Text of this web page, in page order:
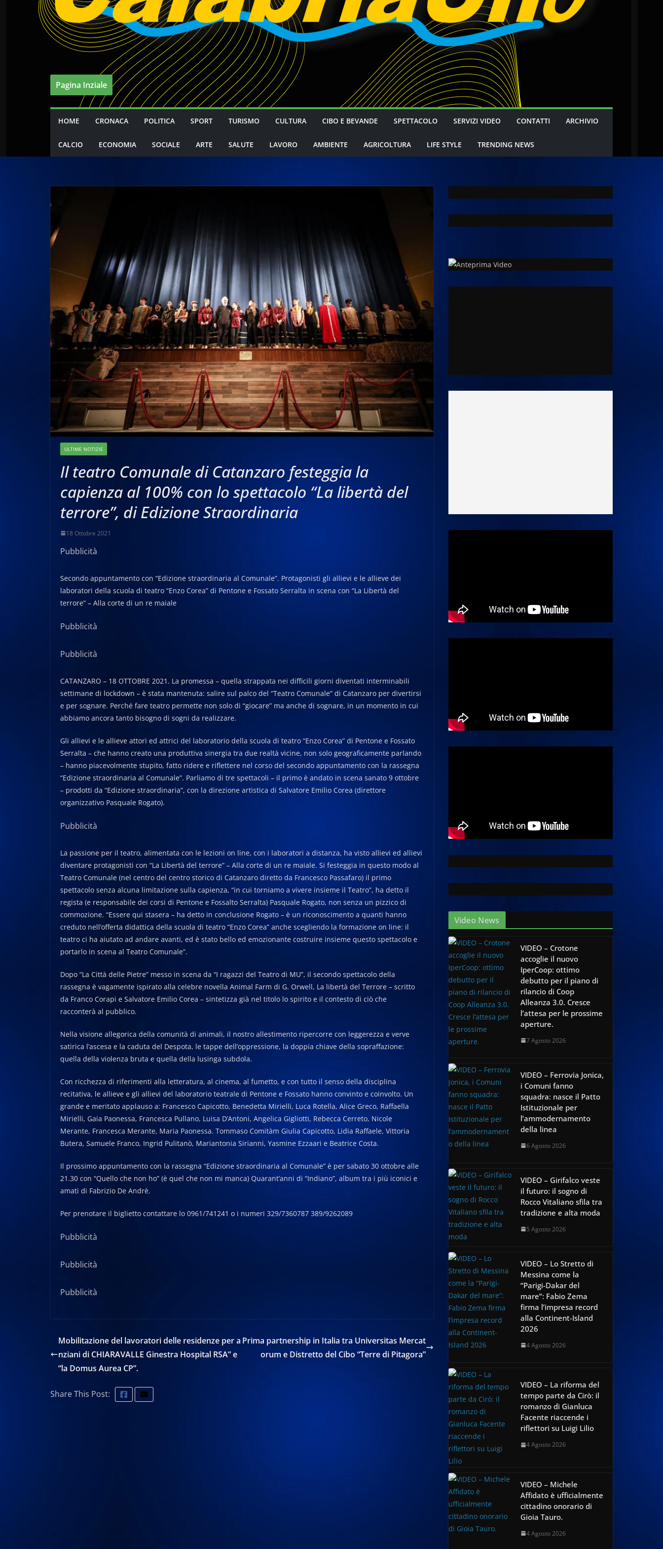
Pagina Inziale
HOME CRONACA POLITICA SPORT TURISMO CULTURA CIBO E BEVANDE SPETTACOLO SERVIZI VIDEO CONTATTI ARCHIVIO
CALCIO ECONOMIA SOCIALE ARTE SALUTE LAVORO AMBIENTE AGRICOLTURA LIFE STYLE TRENDING NEWS
ULTIME NOTIZIE
Il teatro Comunale di Catanzaro festeggia la
capienza al 100% con lo spettacolo “La libertà del
terrore”, di Edizione Straordinaria
18 Ottobre 2021
Pubblicità
Secondo appuntamento con “Edizione straordinaria al Comunale”. Protagonisti gli allievi e le allieve dei
laboratori della scuola di teatro “Enzo Corea” di Pentone e Fossato Serralta in scena con “La Libertà del
terrore” – Alla corte di un re maiale
Pubblicità
Pubblicità
CATANZARO – 18 OTTOBRE 2021. La promessa – quella strappata nei difficili giorni diventati interminabili
settimane di lockdown – è stata mantenuta: salire sul palco del “Teatro Comunale” di Catanzaro per divertirsi
e per sognare. Perché fare teatro permette non solo di “giocare” ma anche di sognare, in un momento in cui
abbiamo ancora tanto bisogno di sogni da realizzare.
Gli allievi e le allieve attori ed attrici del laboratorio della scuola di teatro “Enzo Corea” di Pentone e Fossato
Serralta – che hanno creato una produttiva sinergia tra due realtà vicine, non solo geograficamente parlando
– hanno piacevolmente stupito, fatto ridere e riflettere nel corso del secondo appuntamento con la rassegna
“Edizione straordinaria al Comunale”. Parliamo di tre spettacoli – il primo è andato in scena sanato 9 ottobre
– prodotti da “Edizione straordinaria”, con la direzione artistica di Salvatore Emilio Corea (direttore
organizzativo Pasquale Rogato).
Pubblicità
La passione per il teatro, alimentata con le lezioni on line, con i laboratori a distanza, ha visto allievi ed allievi
diventare protagonisti con “La Libertà del terrore” – Alla corte di un re maiale. Si festeggia in questo modo al
Teatro Comunale (nel centro del centro storico di Catanzaro diretto da Francesco Passafaro) il primo
spettacolo senza alcuna limitazione sulla capienza, “in cui torniamo a vivere insieme il Teatro”, ha detto il
regista (e responsabile dei corsi di Pentone e Fossalto Serralta) Pasquale Rogato, non senza un pizzico di
commozione. “Essere qui stasera – ha detto in conclusione Rogato – è un riconoscimento a quanti hanno
creduto nell’offerta didattica della scuola di teatro “Enzo Corea” anche scegliendo la formazione on line: il
teatro ci ha aiutato ad andare avanti, ed è stato bello ed emozionante costruire insieme questo spettacolo e
portarlo in scena al Teatro Comunale”.
Dopo “La Città delle Pietre” messo in scena da “I ragazzi del Teatro di MU”, il secondo spettacolo della
rassegna è vagamente ispirato alla celebre novella Animal Farm di G. Orwell, La libertà del Terrore – scritto
da Franco Corapi e Salvatore Emilio Corea – sintetizza già nel titolo lo spirito e il contesto di ciò che
racconterà al pubblico.
Nella visione allegorica della comunità di animali, il nostro allestimento ripercorre con leggerezza e verve
satirica l’ascesa e la caduta del Despota, le tappe dell’oppressione, la doppia chiave della sopraffazione:
quella della violenza bruta e quella della lusinga subdola.
Con ricchezza di riferimenti alla letteratura, al cinema, al fumetto, e con tutto il senso della disciplina
recitativa, le allieve e gli allievi del laboratorio teatrale di Pentone e Fossato hanno convinto e coinvolto. Un
grande e meritato applauso a: Francesco Capicotto, Benedetta Mirielli, Luca Rotella, Alice Greco, Raffaella
Mirielli, Gaia Paonessa, Francesca Pullano, Luisa D’Antoni, Angelica Gigliotti, Rebecca Cerreto, Nicole
Merante, Francesca Merante, Maria Paonessa. Tommaso Comitàm Giulia Capicotto, Lidia Raffaele, Vittoria
Butera, Samuele Franco, Ingrid Pulitanò, Mariantonia Sirianni, Yasmine Ezzaari e Beatrice Costa.
Il prossimo appuntamento con la rassegna “Edizione straordinaria al Comunale” è per sabato 30 ottobre alle
21.30 con “Quello che non ho” (è quel che non mi manca) Quarant’anni di “Indiano”, album tra i più iconici e
amati di Fabrizio De Andrè.
Per prenotare il biglietto contattare lo 0961/741241 o i numeri 329/7360787 389/9262089
Pubblicità
Pubblicità
Pubblicità
Mobilitazione del lavoratori delle residenze per a
nziani di CHIARAVALLE Ginestra Hospital RSA” e
“la Domus Aurea CP”.
Prima partnership in Italia tra Universitas Mercat
orum e Distretto del Cibo “Terre di Pitagora”
Share This Post:
Video News
VIDEO – Crotone
accoglie il nuovo
IperCoop: ottimo
debutto per il piano di
rilancio di Coop
Alleanza 3.0. Cresce
l’attesa per le prossime
aperture.
7 Agosto 2026
VIDEO – Ferrovia Jonica,
i Comuni fanno
squadra: nasce il Patto
Istituzionale per
l’ammodernamento
della linea
6 Agosto 2026
VIDEO – Girifalco veste
il futuro: il sogno di
Rocco Vitaliano sfila tra
tradizione e alta moda
5 Agosto 2026
VIDEO – Lo Stretto di
Messina come la
“Parigi-Dakar del
mare”: Fabio Zema
firma l’impresa record
alla Continent-Island
2026
4 Agosto 2026
VIDEO – La riforma del
tempo parte da Cirò: il
romanzo di Gianluca
Facente riaccende i
riflettori su Luigi Lilio
4 Agosto 2026
VIDEO – Michele
Affidato è ufficialmente
cittadino onorario di
Gioia Tauro.
4 Agosto 2026